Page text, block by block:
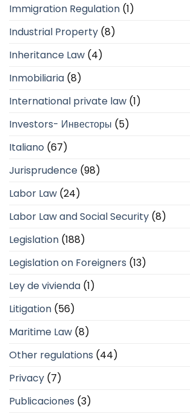
Immigration Regulation (1)
Industrial Property (8)
Inheritance Law (4)
Inmobiliaria (8)
International private law (1)
Investors- Инвесторы (5)
Italiano (67)
Jurisprudence (98)
Labor Law (24)
Labor Law and Social Security (8)
Legislation (188)
Legislation on Foreigners (13)
Ley de vivienda (1)
Litigation (56)
Maritime Law (8)
Other regulations (44)
Privacy (7)
Publicaciones (3)